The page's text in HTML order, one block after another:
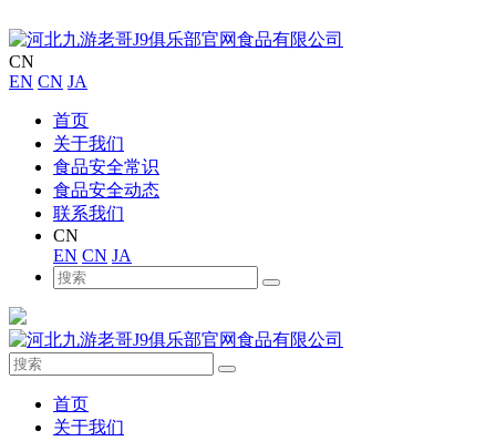
CN
EN CN JA
首页
关于我们
食品安全常识
食品安全动态
联系我们
CN
EN CN JA
首页
关于我们